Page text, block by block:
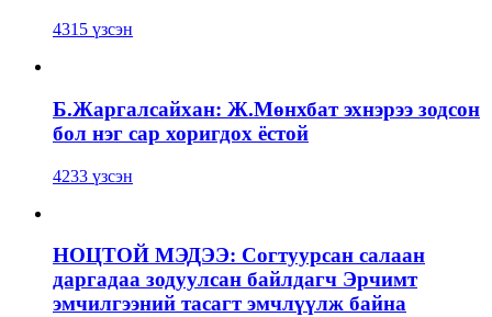
4315 үзсэн
Б.Жаргалсайхан: Ж.Мөнхбат эхнэрээ зодсон
бол нэг сар хоригдох ёстой
4233 үзсэн
НОЦТОЙ МЭДЭЭ: Согтуурсан салаан
даргадаа зодуулсан байлдагч Эрчимт
эмчилгээний тасагт эмчлүүлж байна